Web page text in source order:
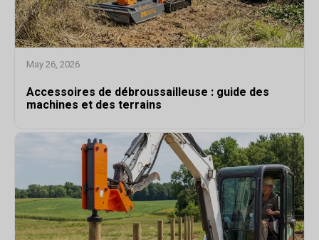
May 26, 2026
Accessoires de débroussailleuse : guide des
machines et des terrains